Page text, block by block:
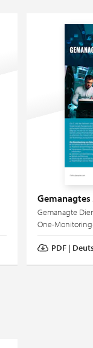
Gemanagte
One-
PDF |